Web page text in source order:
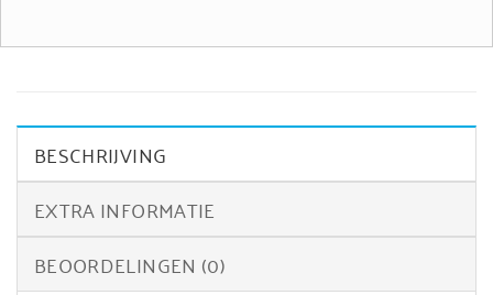
BESCHRIJVING
EXTRA INFORMATIE
BEOORDELINGEN (0)